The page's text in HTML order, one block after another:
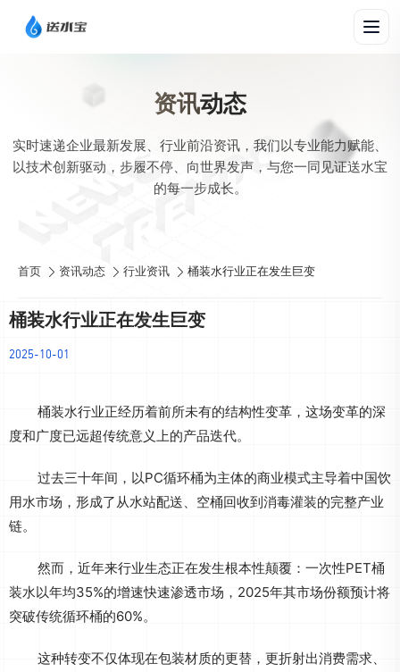
资讯动态
实时速递企业最新发展、行业前沿资讯，我们以专业能力赋能、
以技术创新驱动，步履不停、向世界发声，与您一同见证送水宝
的每一步成长。
首页 资讯动态 行业资讯 桶装水行业正在发生巨变
桶装水行业正在发生巨变
2025-10-01
桶装水行业正经历着前所未有的结构性变革，这场变革的深
度和广度已远超传统意义上的产品迭代。
过去三十年间，以PC循环桶为主体的商业模式主导着中国饮
用水市场，形成了从水站配送、空桶回收到消毒灌装的完整产业
链。
然而，近年来行业生态正在发生根本性颠覆：一次性PET桶
装水以年均35%的增速快速渗透市场，2025年其市场份额预计将
突破传统循环桶的60%。
这种转变不仅体现在包装材质的更替，更折射出消费需求、